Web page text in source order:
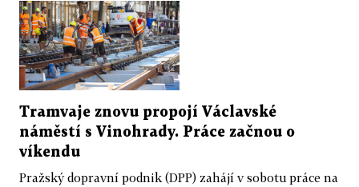
Tramvaje znovu propojí Václavské
náměstí s Vinohrady. Práce začnou o
víkendu
Pražský dopravní podnik (DPP) zahájí v sobotu práce na